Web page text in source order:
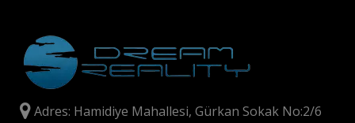
Adres: Hamidiye Mahallesi, Gürkan Sokak No:2/6